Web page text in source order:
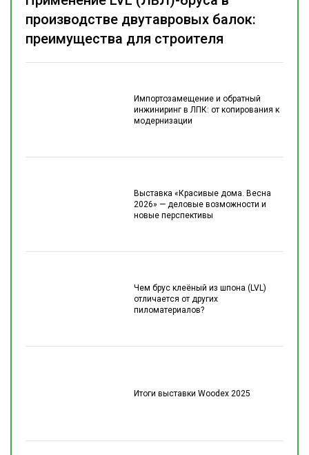
Импортозамещение и обратный
инжиниринг в ЛПК: от копирования к
модернизации
Выставка «Красивые дома. Весна
2026» — деловые возможности и
новые перспективы
Чем брус клеёный из шпона (LVL)
отличается от других
пиломатериалов?
Итоги выставки Woodex 2025
производстве двутавровых балок:
преимущества для строителя